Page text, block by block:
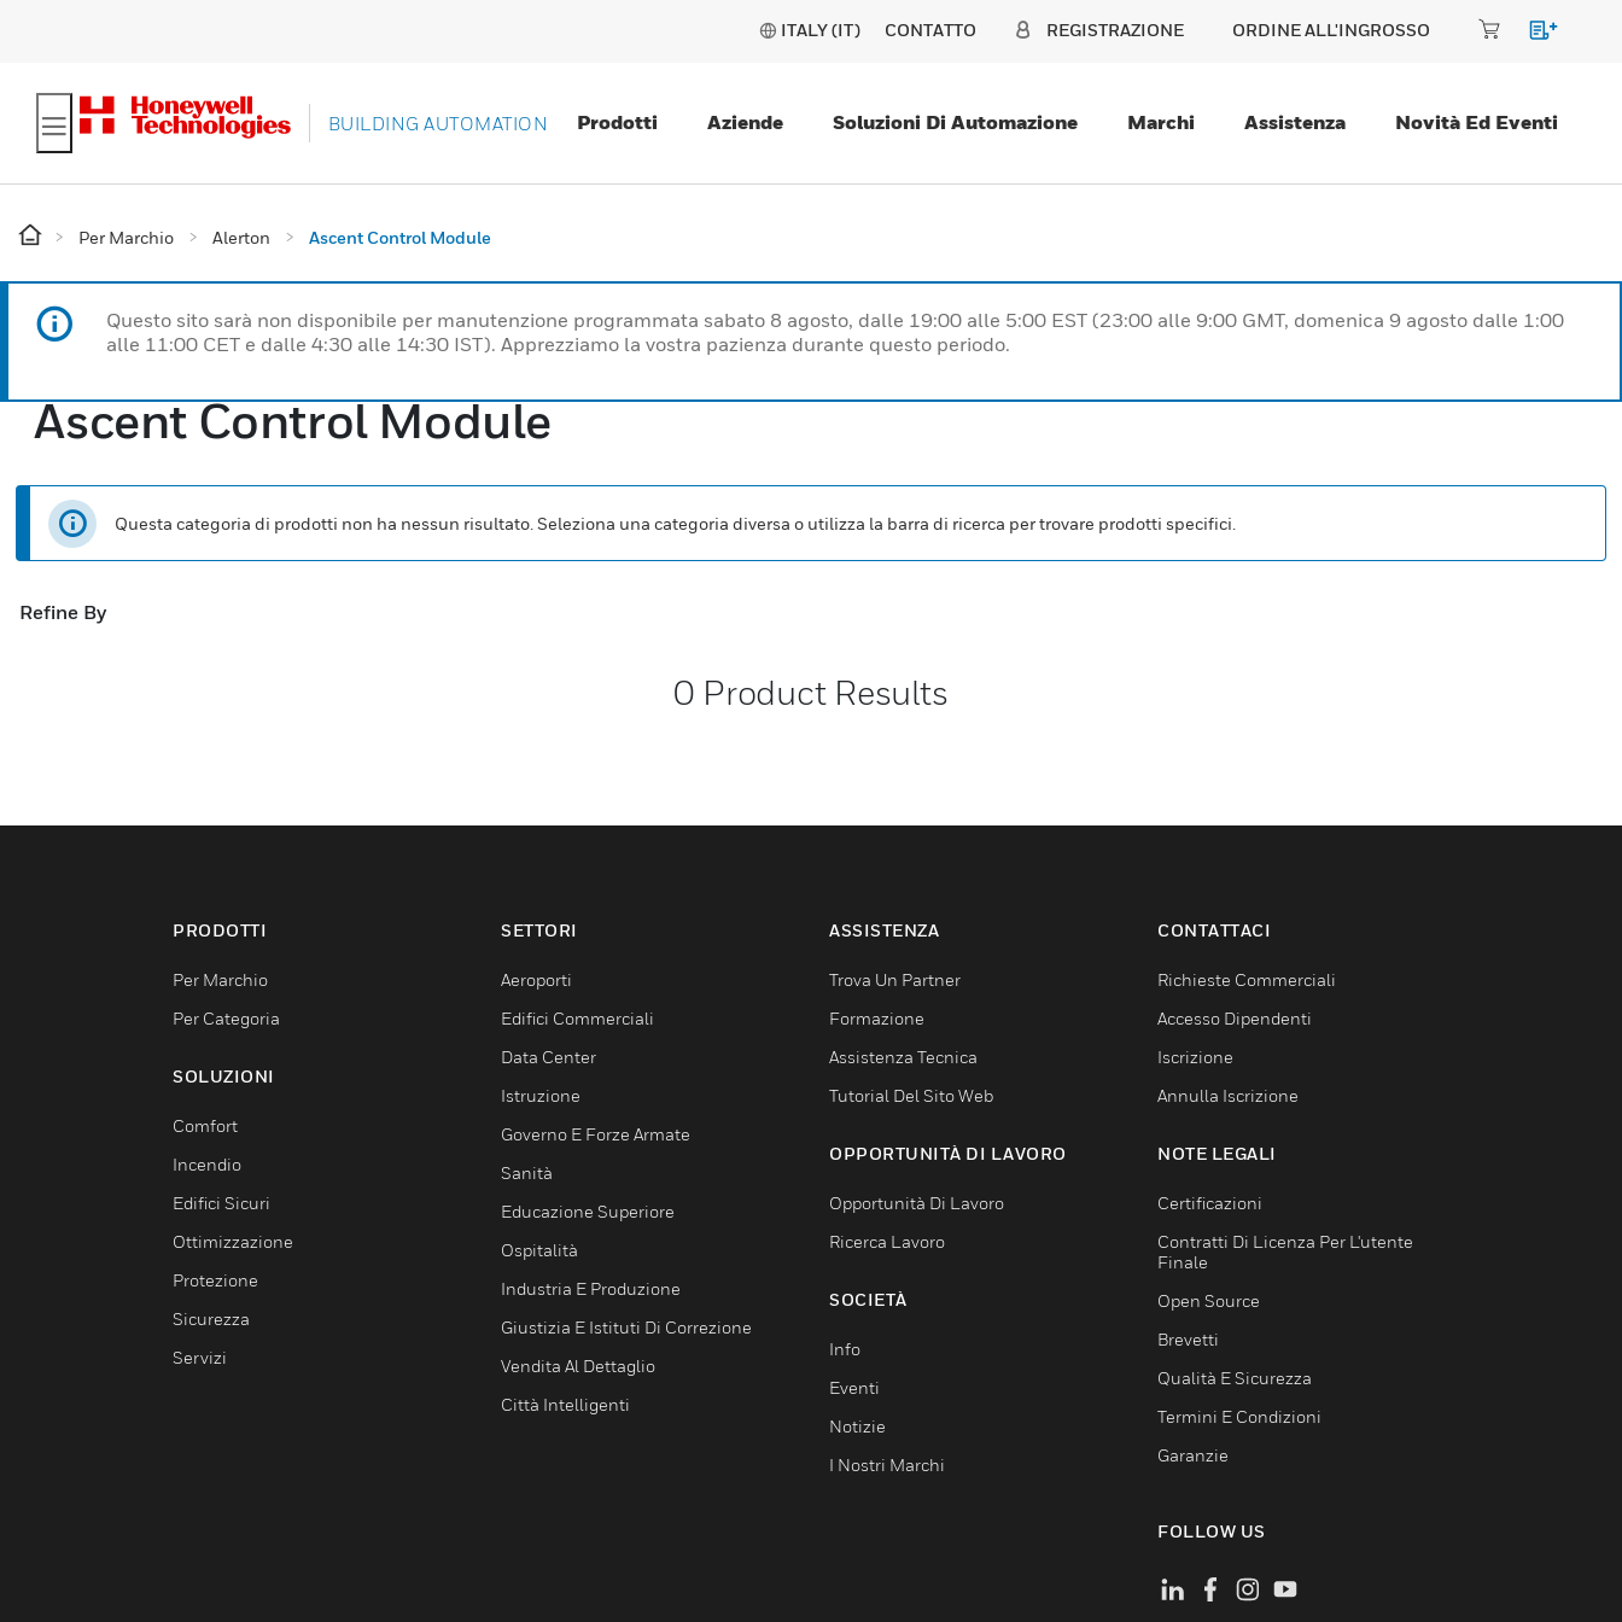
ITALY (IT) CONTATTO REGISTRAZIONE ORDINE ALL'INGROSSO
BUILDING AUTOMATION Prodotti Aziende Soluzioni Di Automazione Marchi Assistenza Novità Ed Eventi
Per Marchio Alerton Ascent Control Module
Questo sito sarà non disponibile per manutenzione programmata sabato 8 agosto, dalle 19:00 alle 5:00 EST (23:00 alle 9:00 GMT, domenica 9 agosto dalle 1:00
alle 11:00 CET e dalle 4:30 alle 14:30 IST). Apprezziamo la vostra pazienza durante questo periodo.
Ascent Control Module
Questa categoria di prodotti non ha nessun risultato. Seleziona una categoria diversa o utilizza la barra di ricerca per trovare prodotti specifici.
Refine By
0 Product Results
PRODOTTI
Per Marchio
Per Categoria
SOLUZIONI
Comfort
Incendio
Edifici Sicuri
Ottimizzazione
Protezione
Sicurezza
Servizi
SETTORI
Aeroporti
Edifici Commerciali
Data Center
Istruzione
Governo E Forze Armate
Sanità
Educazione Superiore
Ospitalità
Industria E Produzione
Giustizia E Istituti Di Correzione
Vendita Al Dettaglio
Città Intelligenti
ASSISTENZA
Trova Un Partner
Formazione
Assistenza Tecnica
Tutorial Del Sito Web
OPPORTUNITÀ DI LAVORO
Opportunità Di Lavoro
Ricerca Lavoro
SOCIETÀ
Info
Eventi
Notizie
I Nostri Marchi
CONTATTACI
Richieste Commerciali
Accesso Dipendenti
Iscrizione
Annulla Iscrizione
NOTE LEGALI
Certificazioni
Contratti Di Licenza Per L'utente
Finale
Open Source
Brevetti
Qualità E Sicurezza
Termini E Condizioni
Garanzie
FOLLOW US